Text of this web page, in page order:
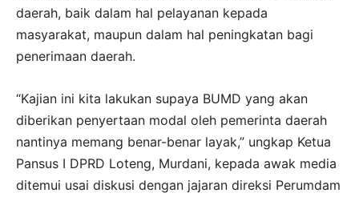
daerah, baik dalam hal pelayanan kepada
masyarakat, maupun dalam hal peningkatan bagi
penerimaan daerah.
“Kajian ini kita lakukan supaya BUMD yang akan
diberikan penyertaan modal oleh pemerinta daerah
nantinya memang benar-benar layak,” ungkap Ketua
Pansus I DPRD Loteng, Murdani, kepada awak media
ditemui usai diskusi dengan jajaran direksi Perumdam